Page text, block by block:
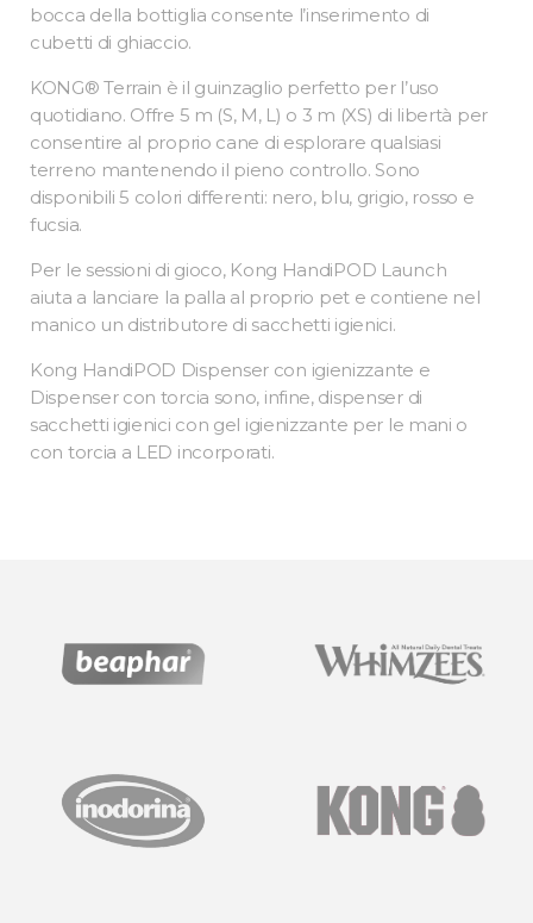
bocca della bottiglia consente l’inserimento di
cubetti di ghiaccio.
KONG® Terrain è il guinzaglio perfetto per l’uso
quotidiano. Offre 5 m (S, M, L) o 3 m (XS) di libertà per
consentire al proprio cane di esplorare qualsiasi
terreno mantenendo il pieno controllo. Sono
disponibili 5 colori differenti: nero, blu, grigio, rosso e
fucsia.
Per le sessioni di gioco, Kong HandiPOD Launch
aiuta a lanciare la palla al proprio pet e contiene nel
manico un distributore di sacchetti igienici.
Kong HandiPOD Dispenser con igienizzante e
Dispenser con torcia sono, infine, dispenser di
sacchetti igienici con gel igienizzante per le mani o
con torcia a LED incorporati.